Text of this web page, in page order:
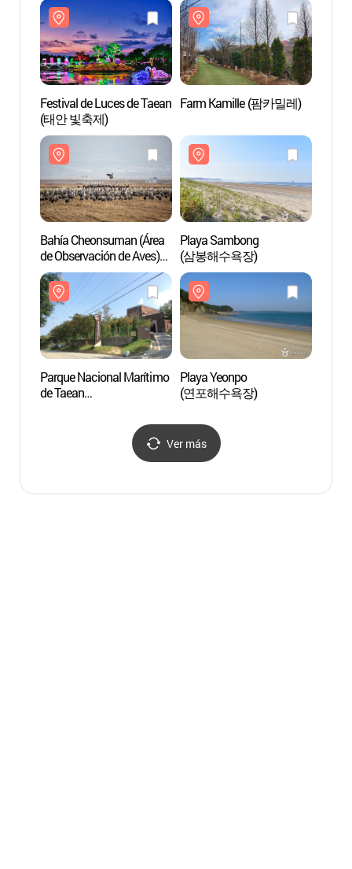
Festival de Luces de Taean
(태안 빛축제)
Farm Kamille (팜카밀레)
Bahía Cheonsuman (Área
de Observación de Aves)
(천수만(철새도래지))
Playa Sambong
(삼봉해수욕장)
Parque Nacional Marítimo
de Taean
Playa Yeonpo
(연포해수욕장)
Ver más